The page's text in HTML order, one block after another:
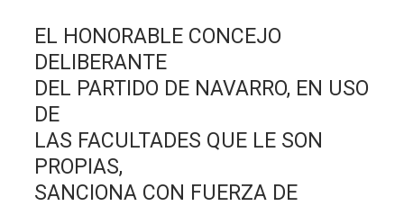
EL HONORABLE CONCEJO
DELIBERANTE
DEL PARTIDO DE NAVARRO, EN USO
DE
LAS FACULTADES QUE LE SON
PROPIAS,
SANCIONA CON FUERZA DE